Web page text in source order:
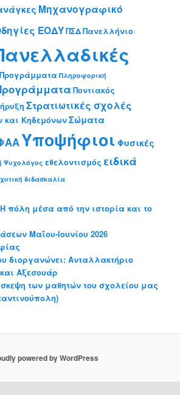
Μηχανογραφικό
ΕΟΔΥΠΣΔΠανελλήνιο
Πληροφορική
Ποντιακός
Στρατιωτικές σχολές
και ΚηδεμόνωνΣώματα
Υποψήφιοι Φυσικές
Ψυχολόγος εθελοντισμός ειδικά
διδασκαλία
πόλη μέσα από την ιστορία και το
Μαΐου-Ιουνίου 2026
διοργανώνει: Ανταλλακτήριο
Αξεσουάρ
των μαθητών του σχολείου μας
powered by WordPress